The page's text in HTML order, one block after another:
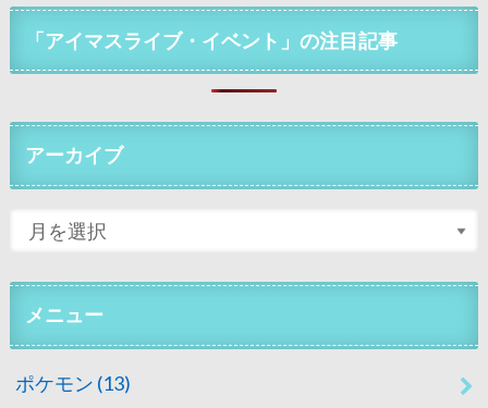
「アイマスライブ・イベント」の注目記事
アーカイブ
メニュー
ポケモン (13)